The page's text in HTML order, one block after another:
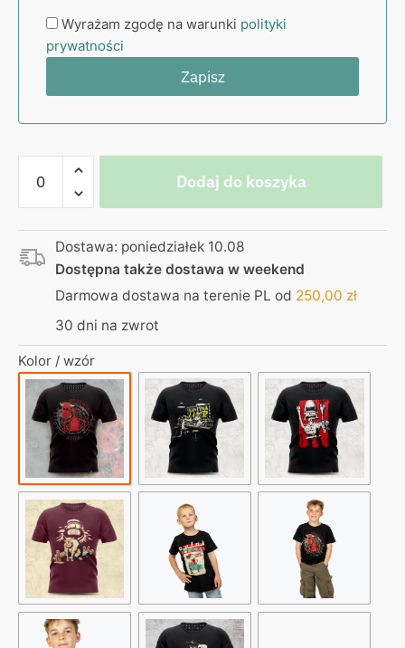
Wyrażam zgodę na warunki polityki
prywatności
Egzorcysta
-
koszulka
czarna
Domino
się
powoli,
opornie.
Dodaj do koszyka
Dostawa: poniedziałek 10.08
Dostępna także dostawa w weekend
Darmowa dostawa na terenie PL od 250,00 zł
30 dni na zwrot
Kolor / wzór